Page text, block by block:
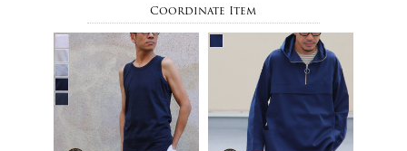
Coordinate Item